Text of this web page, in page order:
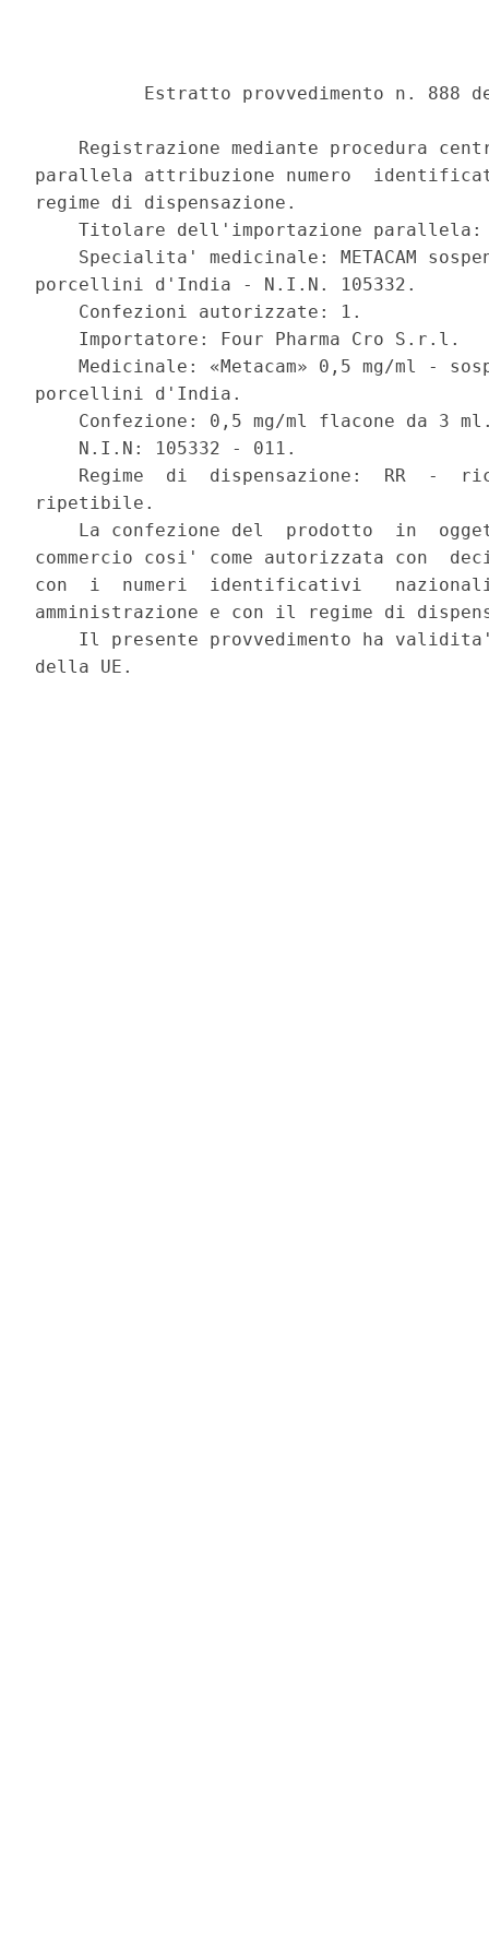
Estratto provvedimento n. 888
Registrazione mediante procedura
parallela attribuzione numero
regime di dispensazione.
Titolare dell'importazione
Specialita' medicinale: METACAM
porcellini d'India - N.I.N. 105332.
    Confezioni autorizzate: 1.
    Importatore: Four Pharma Cro S.r.l.
Medicinale: «Metacam» 0,5 mg/ml -
porcellini d'India.
Confezione: 0,5 mg/ml flacone da 3
    N.I.N: 105332 - 011.
Regime  di  dispensazione:  RR  -
ripetibile.
La confezione del  prodotto  in
commercio cosi' come autorizzata con
con  i  numeri  identificativi
amministrazione e con il regime di
Il presente provvedimento ha